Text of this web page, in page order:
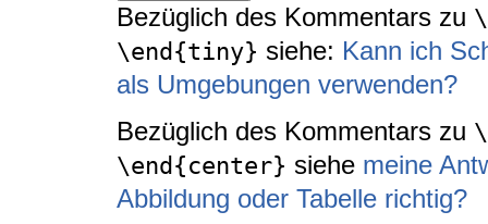
Bezüglich des Kommentars zu
\end{tiny} siehe: Kann ich
als Umgebungen verwenden?
Bezüglich des Kommentars zu
\end{center} siehe meine
Abbildung oder Tabelle richtig?